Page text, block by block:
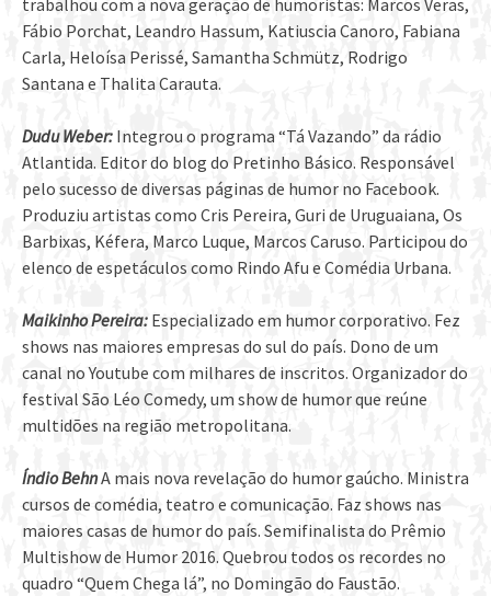
trabalhou com a nova geração de humoristas: Marcos Veras,
Fábio Porchat, Leandro Hassum, Katiuscia Canoro, Fabiana
Carla, Heloísa Perissé, Samantha Schmütz, Rodrigo
Santana e Thalita Carauta.
Dudu Weber: Integrou o programa “Tá Vazando” da rádio
Atlantida. Editor do blog do Pretinho Básico. Responsável
pelo sucesso de diversas páginas de humor no Facebook.
Produziu artistas como Cris Pereira, Guri de Uruguaiana, Os
Barbixas, Kéfera, Marco Luque, Marcos Caruso. Participou do
elenco de espetáculos como Rindo Afu e Comédia Urbana.
Maikinho Pereira: Especializado em humor corporativo. Fez
shows nas maiores empresas do sul do país. Dono de um
canal no Youtube com milhares de inscritos. Organizador do
festival São Léo Comedy, um show de humor que reúne
multidões na região metropolitana.
Índio BehnA mais nova revelação do humor gaúcho. Ministra
cursos de comédia, teatro e comunicação. Faz shows nas
maiores casas de humor do país. Semifinalista do Prêmio
Multishow de Humor 2016. Quebrou todos os recordes no
quadro “Quem Chega lá”, no Domingão do Faustão.